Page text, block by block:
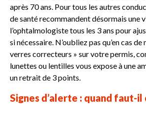
après 70 ans. Pour tous les autres
de santé recommandent désormais une
l’ophtalmologiste tous les 3 ans pour
si nécessaire. N’oubliez pas qu’en cas
verres correcteurs » sur votre permis,
lunettes ou lentilles vous expose à une
un retrait de 3 points.
Signes d’alerte : quand faut-